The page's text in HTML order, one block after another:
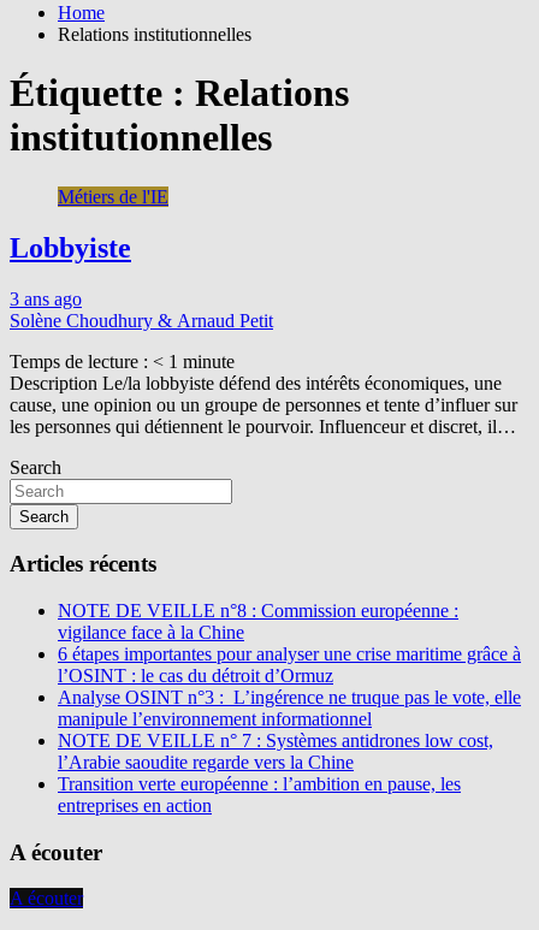
Home
Relations institutionnelles
Étiquette : Relations
institutionnelles
Métiers de l'IE
Lobbyiste
3 ans ago
Solène Choudhury & Arnaud Petit
Temps de lecture : < 1 minute
Description Le/la lobbyiste défend des intérêts économiques, une
cause, une opinion ou un groupe de personnes et tente d’influer sur
les personnes qui détiennent le pourvoir. Influenceur et discret, il…
Search
Search
Articles récents
NOTE DE VEILLE n°8 : Commission européenne :
vigilance face à la Chine
6 étapes importantes pour analyser une crise maritime grâce à
l’OSINT : le cas du détroit d’Ormuz
Analyse OSINT n°3 : L’ingérence ne truque pas le vote, elle
manipule l’environnement informationnel
NOTE DE VEILLE n° 7 : Systèmes antidrones low cost,
l’Arabie saoudite regarde vers la Chine
Transition verte européenne : l’ambition en pause, les
entreprises en action
A écouter
A écouter